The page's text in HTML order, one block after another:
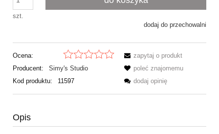
szt.
dodaj do przechowalni
Ocena:
Producent:
Simy's Studio
Kod produktu:
11597
zapytaj o produkt
poleć znajomemu
dodaj opinię
Opis